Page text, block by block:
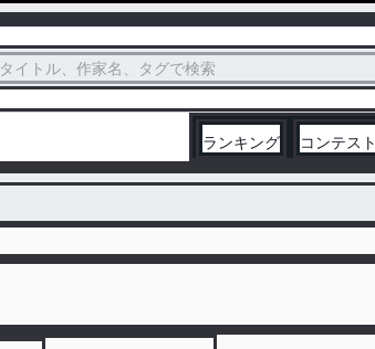
タイトル、作家名、タグで検索
ランキング コンテスト